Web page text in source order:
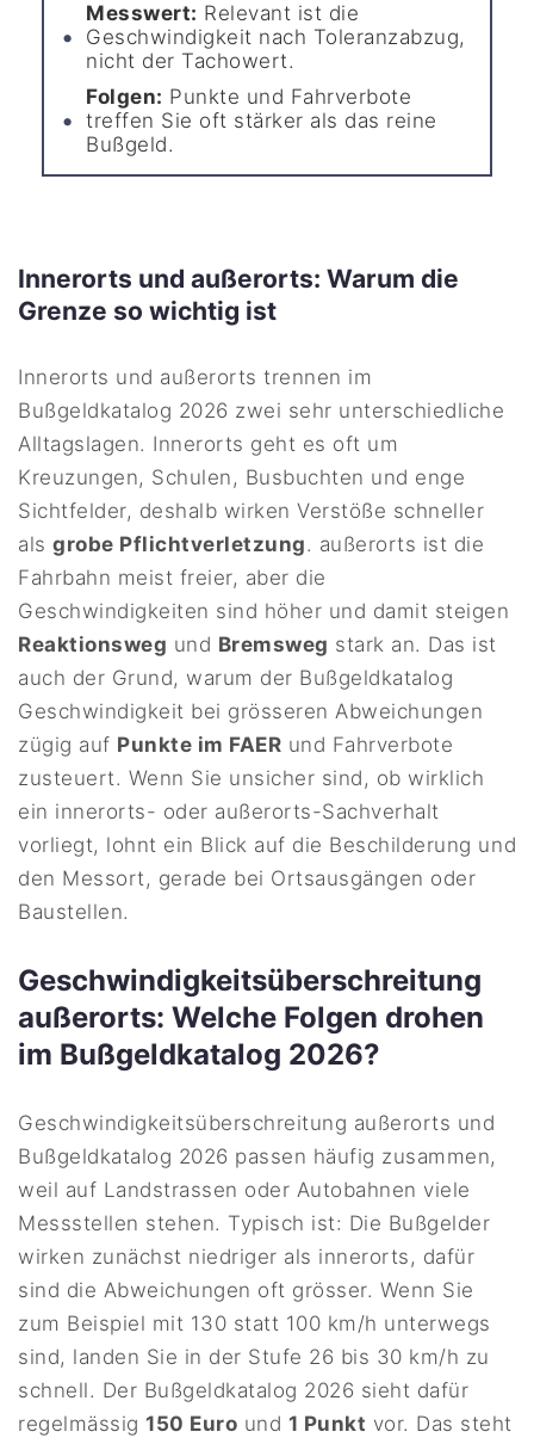
Messwert: Relevant ist die
Geschwindigkeit nach Toleranzabzug,
nicht der Tachowert.
Folgen: Punkte und Fahrverbote
treffen Sie oft stärker als das reine
Bußgeld.
Innerorts und außerorts: Warum die
Grenze so wichtig ist
Innerorts und außerorts trennen im
Bußgeldkatalog 2026 zwei sehr unterschiedliche
Alltagslagen. Innerorts geht es oft um
Kreuzungen, Schulen, Busbuchten und enge
Sichtfelder, deshalb wirken Verstöße schneller
alsgrobe Pflichtverletzung. außerorts ist die
Fahrbahn meist freier, aber die
Geschwindigkeiten sind höher und damit steigen
Reaktionsweg und Bremsweg stark an. Das ist
auch der Grund, warum der Bußgeldkatalog
Geschwindigkeit bei grösseren Abweichungen
zügig auf Punkte im FAER und Fahrverbote
zusteuert. Wenn Sie unsicher sind, ob wirklich
ein innerorts- oder außerorts-Sachverhalt
vorliegt, lohnt ein Blick auf die Beschilderung und
den Messort, gerade bei Ortsausgängen oder
Baustellen.
Geschwindigkeitsüberschreitung
außerorts: Welche Folgen drohen
im Bußgeldkatalog 2026?
Geschwindigkeitsüberschreitung außerorts und
Bußgeldkatalog 2026 passen häufig zusammen,
weil auf Landstrassen oder Autobahnen viele
Messstellen stehen. Typisch ist: Die Bußgelder
wirken zunächst niedriger als innerorts, dafür
sind die Abweichungen oft grösser. Wenn Sie
zum Beispiel mit 130 statt 100 km/h unterwegs
sind, landen Sie in der Stufe 26 bis 30 km/h zu
schnell. Der Bußgeldkatalog 2026 sieht dafür
regelmässig150 Euro und 1 Punkt vor. Das steht